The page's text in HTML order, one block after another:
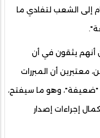
إلى الشعب لتفادي ما
أنهم يثقون في أن
أن المبررات
"ضعيفة"، وهو ما سيفتح،
إجراءات إصدار